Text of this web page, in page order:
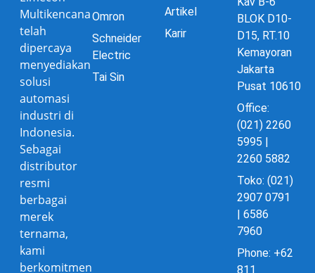
Multikencana
telah
dipercaya
menyediakan
solusi
automasi
industri di
Indonesia.
Sebagai
distributor
resmi
berbagai
merek
ternama,
kami
berkomitmen
Omron
Schneider
Electric
Tai Sin
Artikel
Karir
BLOK D10-
D15, RT.10
Kemayoran
Jakarta
Pusat 10610
Office:
(021) 2260
5995 |
2260 5882
Toko: (021)
2907 0791
| 6586
7960
Phone: +62
811